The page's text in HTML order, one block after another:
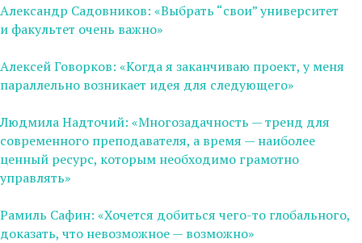
Александр Садовников: «Выбрать “свои” университет
и факультет очень важно»
Алексей Говорков: «Когда я заканчиваю проект, у меня
параллельно возникает идея для следующего»
Людмила Надточий: «Многозадачность — тренд для
современного преподавателя, а время — наиболее
ценный ресурс, которым необходимо грамотно
управлять»
Рамиль Сафин: «Хочется добиться чего-то глобального,
доказать, что невозможное — возможно»